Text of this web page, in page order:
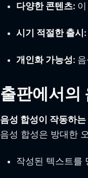
다양한 콘텐츠:
시기 적절한 출시:
개인화 가능성:
출판에서의
음성 합성이 작동하는
음성 합성은 방대한
작성된 텍스트를